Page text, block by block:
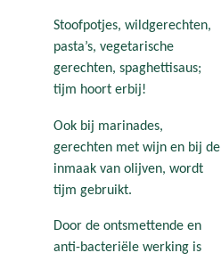
Stoofpotjes, wildgerechten,
pasta’s, vegetarische
gerechten, spaghettisaus;
tijm hoort erbij!
Ook bij marinades,
gerechten met wijn en bij de
inmaak van olijven, wordt
tijm gebruikt.
Door de ontsmettende en
anti-bacteriële werking is